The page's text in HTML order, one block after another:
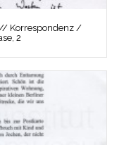
// Korrespondenz /
2